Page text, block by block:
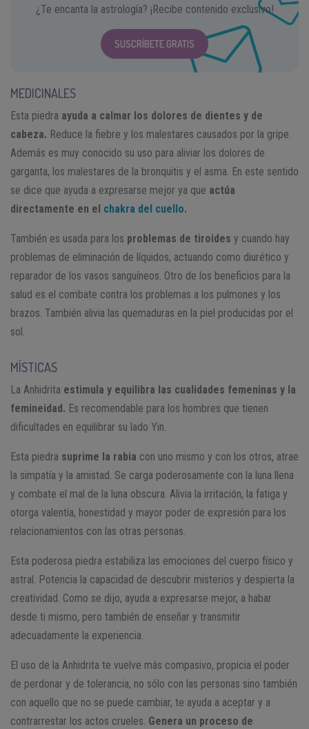
¿Te encanta la astrología? ¡Recibe contenido exclusivo!
SUSCRÍBETE GRATIS
MEDICINALES
Esta piedra ayuda a calmar los dolores de dientes y de
cabeza. Reduce la fiebre y los malestares causados por la gripe.
Además es muy conocido su uso para aliviar los dolores de
garganta, los malestares de la bronquitis y el asma. En este sentido
se dice que ayuda a expresarse mejor ya que actúa
directamente en el chakra del cuello.
También es usada para los problemas de tiroides y cuando hay
problemas de eliminación de líquidos, actuando como diurético y
reparador de los vasos sanguíneos. Otro de los beneficios para la
salud es el combate contra los problemas a los pulmones y los
brazos. También alivia las quemaduras en la piel producidas por el
sol.
MÍSTICAS
La Anhidrita estimula y equilibra las cualidades femeninas y la
femineidad. Es recomendable para los hombres que tienen
dificultades en equilibrar su lado Yin.
Esta piedra suprime la rabia con uno mismo y con los otros, atrae
la simpatía y la amistad. Se carga poderosamente con la luna llena
y combate el mal de la luna obscura. Alivia la irritación, la fatiga y
otorga valentía, honestidad y mayor poder de expresión para los
relacionamientos con las otras personas.
Esta poderosa piedra estabiliza las emociones del cuerpo físico y
astral. Potencia la capacidad de descubrir misterios y despierta la
creatividad. Como se dijo, ayuda a expresarse mejor, a habar
desde ti mismo, pero también de enseñar y transmitir
adecuadamente la experiencia.
El uso de la Anhidrita te vuelve más compasivo, propicia el poder
de perdonar y de tolerancia, no sólo con las personas sino también
con aquello que no se puede cambiar, te ayuda a aceptar y a
contrarrestar los actos crueles. Genera un proceso de